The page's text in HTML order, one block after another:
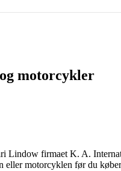
motorcykler
Lindow firmaet K. A.
eller motorcyklen før du